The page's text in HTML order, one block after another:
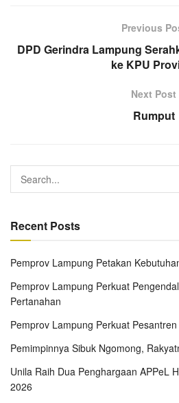
Previous
DPD Gerindra Lampung
ke KPU
Next Post
Rumput
Recent Posts
Pemprov Lampung Petakan
Pemprov Lampung Perkuat
Pertanahan
Pemprov Lampung Perkuat
Pemimpinnya Sibuk Ngomong,
Unila Raih Dua Penghargaan APPeL
2026